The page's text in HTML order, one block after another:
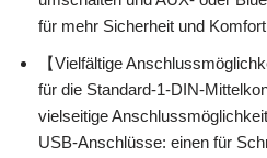
für mehr Sicherheit und
【Vielfältige
für die Standard-1-DIN-
vielseitige
USB-Anschlüsse: einen für